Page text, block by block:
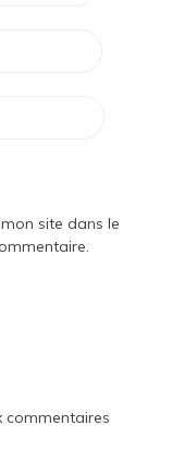
site dans le
commentaires